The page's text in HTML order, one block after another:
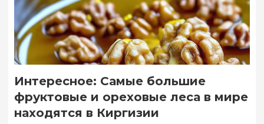
Интересное: Самые большие
фруктовые и ореховые леса в мире
находятся в Киргизии